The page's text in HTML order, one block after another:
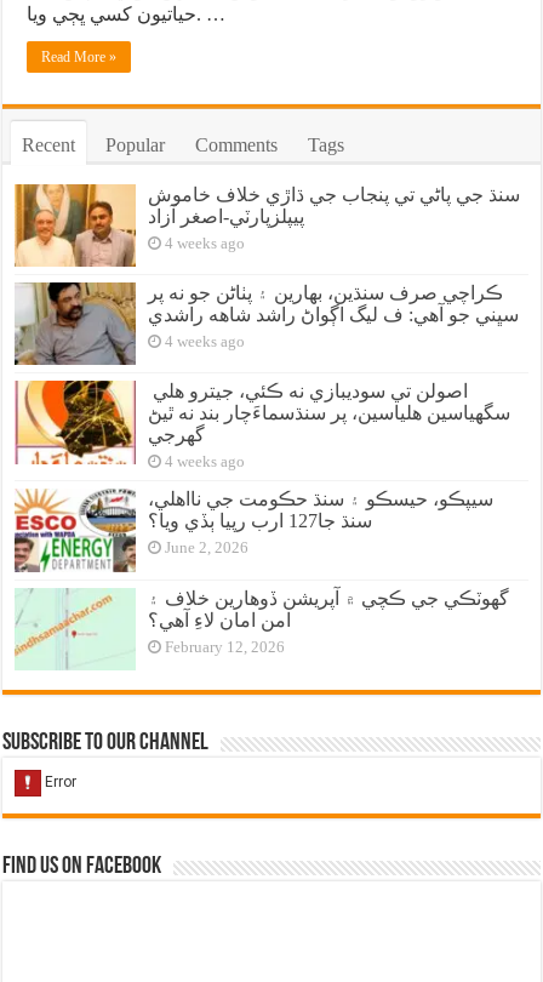
حياتيون کسي ڀڄي ويا. …
Read More »
Recent Popular Comments Tags
سنڌ جي پاڻي تي پنجاب جي ڌاڙي خلاف خاموش
پيپلزپارٽي-اصغر آزاد
4 weeks ago
ڪراچي صرف سنڌين، بهارين ۽ پٺاڻن جو نه پر
سڀني جو آهي: ف ليگ اڳواڻ راشد شاهه راشدي
4 weeks ago
سگهياسين هلياسين، پر سنڌسماءَچار بند نه ٿيڻ
گهرجي
4 weeks ago
سيپڪو، حيسڪو ۽ سنڌ حڪومت جي نااهلي،
سنڌ جا127 ارب رپيا ٻڏي ويا؟
June 2, 2026
گهوٽڪي جي ڪچي ۾ آپريشن ڏوهارين خلاف ۽
امن امان لاءِ آهي؟
February 12, 2026
Subscribe to our Channel
Find us on Facebook